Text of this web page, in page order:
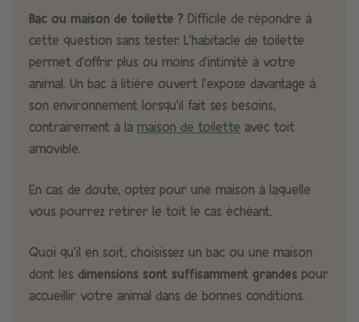
Bac ou maison de toilette ? Difficile de répondre à
cette question sans tester. L’habitacle de toilette
permet d’offrir plus ou moins d’intimité à votre
animal. Un bac à litière ouvert l’expose davantage à
son environnement lorsqu’il fait ses besoins,
contrairement à la maison de toilette avec toit
amovible.
En cas de doute, optez pour une maison à laquelle
vous pourrez retirer le toit le cas échéant.
Quoi qu’il en soit, choisissez un bac ou une maison
dont les dimensions sont suffisamment grandes pour
accueillir votre animal dans de bonnes conditions.